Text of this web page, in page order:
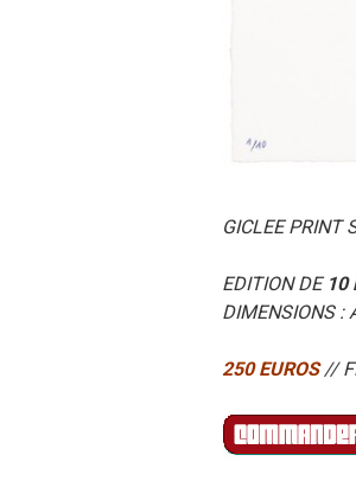
GICLEE PRINT
EDITION DE 10
DIMENSIONS
250 EUROS //